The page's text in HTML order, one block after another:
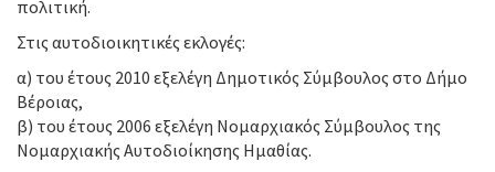
πολιτική.
Στις αυτοδιοικητικές εκλογές:
α) του έτους 2010 εξελέγη Δημοτικός Σύμβουλος στο Δήμο
Βέροιας,
β) του έτους 2006 εξελέγη Νομαρχιακός Σύμβουλος της
Νομαρχιακής Αυτοδιοίκησης Ημαθίας.